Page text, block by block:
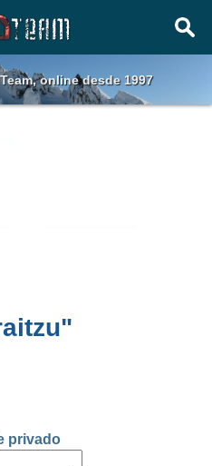
online desde 1997
privado